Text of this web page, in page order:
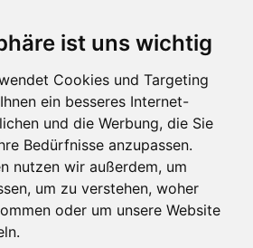
ist uns wichtig
Cookies und Targeting
ein besseres Internet-
und die Werbung, die Sie
Bedürfnisse anzupassen.
nutzen wir außerdem, um
um zu verstehen, woher
oder um unsere Website